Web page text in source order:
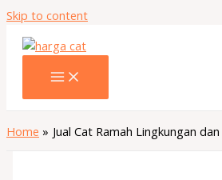
Skip to content
Home Jual Cat Ramah Lingkungan